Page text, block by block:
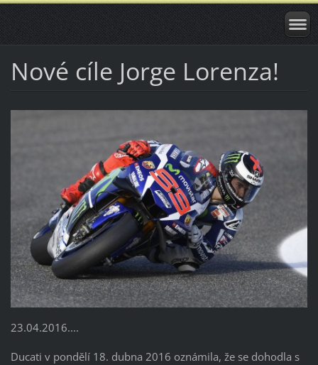
Nové cíle Jorge Lorenza!
23.04.2016....
Ducati v pondělí 18. dubna 2016 oznámila, že se dohodla s